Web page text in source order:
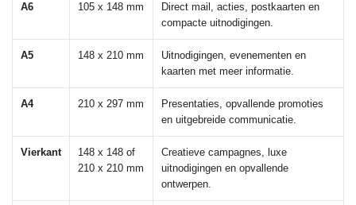
A6 105 x 148 mm
Direct mail, acties, postkaarten en
compacte uitnodigingen.
A5 148 x 210 mm
Uitnodigingen, evenementen en
kaarten met meer informatie.
A4 210 x 297 mm
Presentaties, opvallende promoties
en uitgebreide communicatie.
Vierkant
148 x 148 of
210 x 210 mm
Creatieve campagnes, luxe
uitnodigingen en opvallende
ontwerpen.